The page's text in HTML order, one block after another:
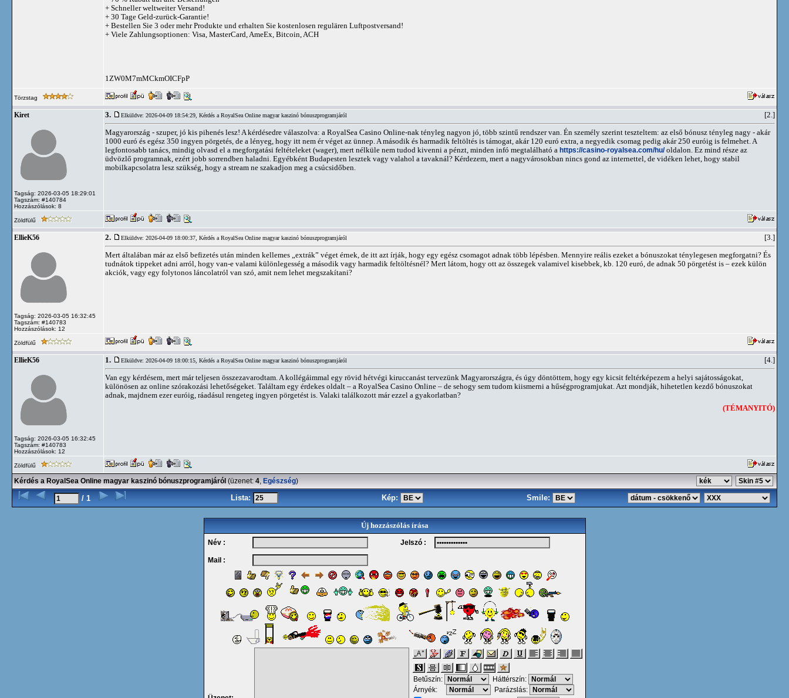
+ Schneller weltweiter Versand!
+ 30 Tage Geld-zurück-Garantie!
+ Bestellen Sie 3 oder mehr Produkte und erhalten Sie kostenlosen regulären Luftpostversand!
+ Viele Zahlungsoptionen: Visa, MasterCard, AmeEx, Bitcoin, ACH
1ZW0M7mMCkmOICFpP
Törzstag
Kiret
Tagság: 2026-03-05 18:29:01
Tagszám: #140784
Hozzászólások: 8
3. Elküldve: 2026-04-09 18:54:29, Kérdés a RoyalSea Online magyar kaszinó bónuszprogramjáról [2.]
Magyarország - szuper, jó kis pihenés lesz! A kérdésedre válaszolva: a RoyalSea Casino Online-nak tényleg nagyon jó, több szintű rendszer van. Én személy szerint teszteltem: az első bónusz tényleg nagy - akár
1000 euró és egész 350 ingyen pörgetés, de a lényeg, hogy itt nem ér véget az ünnep. A második és harmadik feltöltés is támogat, akár 120 euró extra, a negyedik csomag pedig akár 250 euróig is felmehet. A
legfontosabb tanács, mindig olvasd el a megforgatási feltételeket (wager), mert nélküle nem tudod kivenni a pénzt, minden infó megtalálható a https://casino-royalsea.com/hu/oldalon. Ez mind része az
üdvözlő programnak, ezért jobb sorrendben haladni. Egyébként Budapesten lesztek vagy valahol a tavaknál? Kérdezem, mert a nagyvárosokban nincs gond az internettel, de vidéken lehet, hogy stabil
mobilkapcsolatra lesz szükség, hogy a stream ne szakadjon meg a csúcsidőben.
Zöldfülű
EllieK56
Tagság: 2026-03-05 16:32:45
Tagszám: #140783
Hozzászólások: 12
2. Elküldve: 2026-04-09 18:00:37, Kérdés a RoyalSea Online magyar kaszinó bónuszprogramjáról [3.]
Mert általában már az első befizetés után minden kellemes „extrák” véget érnek, de itt azt írják, hogy egy egész csomagot adnak több lépésben. Mennyire reális ezeket a bónuszokat ténylegesen megforgatni? És
tudnátok tippeket adni arról, hogy van-e valami különlegesség a második vagy harmadik feltöltésnél? Mert látom, hogy ott az összegek valamivel kisebbek, kb. 120 euró, de adnak 50 pörgetést is – ezek külön
akciók, vagy egy folytonos láncolatról van szó, amit nem lehet megszakítani?
Zöldfülű
EllieK56
Tagság: 2026-03-05 16:32:45
Tagszám: #140783
Hozzászólások: 12
1. Elküldve: 2026-04-09 18:00:15, Kérdés a RoyalSea Online magyar kaszinó bónuszprogramjáról [4.]
Van egy kérdésem, mert már teljesen összezavarodtam. A kollégáimmal egy rövid hétvégi kiruccanást tervezünk Magyarországra, és úgy döntöttem, hogy egy kicsit feltérképezem a helyi sajátosságokat,
különösen az online szórakozási lehetőségeket. Találtam egy érdekes oldalt – a RoyalSea Casino Online – de sehogy sem tudom kiismerni a hűségprogramjukat. Azt mondják, hihetetlen kezdő bónuszokat
adnak, majdnem ezer euróig, ráadásul rengeteg ingyen pörgetést is. Valaki találkozott már ezzel a gyakorlatban?
(TÉMANYITÓ)
Zöldfülű
Kérdés a RoyalSea Online magyar kaszinó bónuszprogramjáról (üzenet: 4, Egészség)
/ 1 Lista: Kép: Smile:
Új hozzászólás írása
Név : Jelszó :
Mail :
Betűszín:
Háttérszín:
Árnyék:
Parázslás: